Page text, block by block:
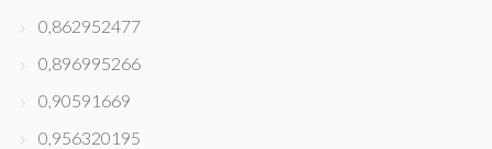
0,862952477
0,896995266
0,90591669
0,956320195